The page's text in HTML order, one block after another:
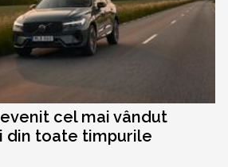
cel mai vândut
din toate timpurile